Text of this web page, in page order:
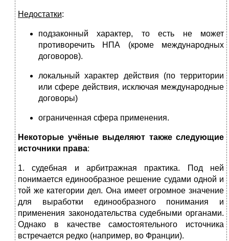
Недостатки:
подзаконный характер, то есть не может
противоречить НПА (кроме международных
договоров).
локальный характер действия (по территории
или сфере действия, исключая международные
договоры)
ограниченная сфера применения.
Некоторые учёные выделяют также следующие
источники права:
1. судебная и арбитражная практика. Под ней
понимается единообразное решение судами одной и
той же категории дел. Она имеет огромное значение
для выработки единообразного понимания и
применения законодательства судебными органами.
Однако в качестве самостоятельного источника
встречается редко (например, во Франции).